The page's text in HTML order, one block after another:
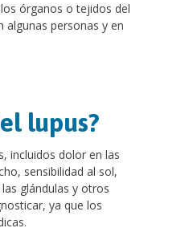
órganos o tejidos del
personas y en
lupus?
incluidos dolor en las
sensibilidad al sol,
glándulas y otros
ya que los